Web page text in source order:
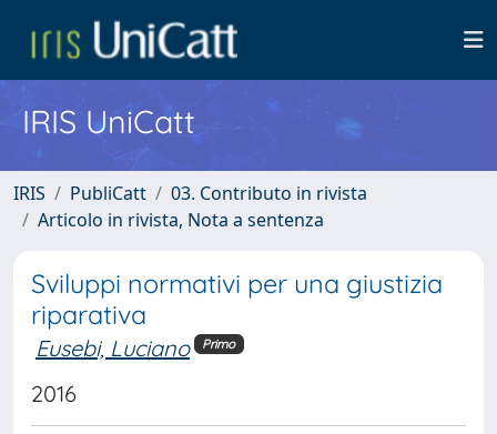
IRIS UniCatt
IRIS PubliCatt
03. Contributo in rivista
Articolo in rivista, Nota a sentenza
Sviluppi normativi per una giustizia
riparativa
Eusebi, Luciano Primo
2016